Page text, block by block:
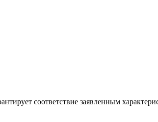
со­от­вет­ствие за­яв­лен­ным